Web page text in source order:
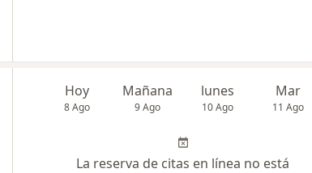
Hoy
8 Ago
Mañana
9 Ago
lunes
10 Ago
Mar
11 Ago
La reserva de citas en línea no está